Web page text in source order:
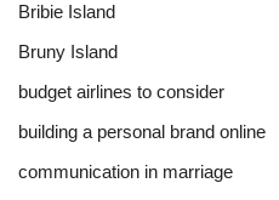
Bribie Island
Bruny Island
budget airlines to consider
building a personal brand online
communication in marriage